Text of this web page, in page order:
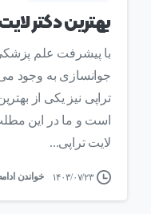
بهترین دکتر
با پیشرفت علم
جوانسازی به وجود می
تراپی نیز یکی از
است و ما در این
لایت تراپی...
۱۴۰۳/۰۷/۲۳ خواندن